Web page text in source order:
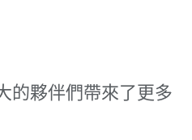
的夥伴們帶來了更多